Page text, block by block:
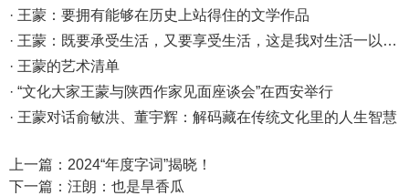
· 王蒙：要拥有能够在历史上站得住的文学作品
· 王蒙：既要承受生活，又要享受生活，这是我对生活一以贯之的态度
· 王蒙的艺术清单
· “文化大家王蒙与陕西作家见面座谈会”在西安举行
· 王蒙对话俞敏洪、董宇辉：解码藏在传统文化里的人生智慧
上一篇： 2024“年度字词”揭晓！
下一篇： 汪朗：也是旱香瓜